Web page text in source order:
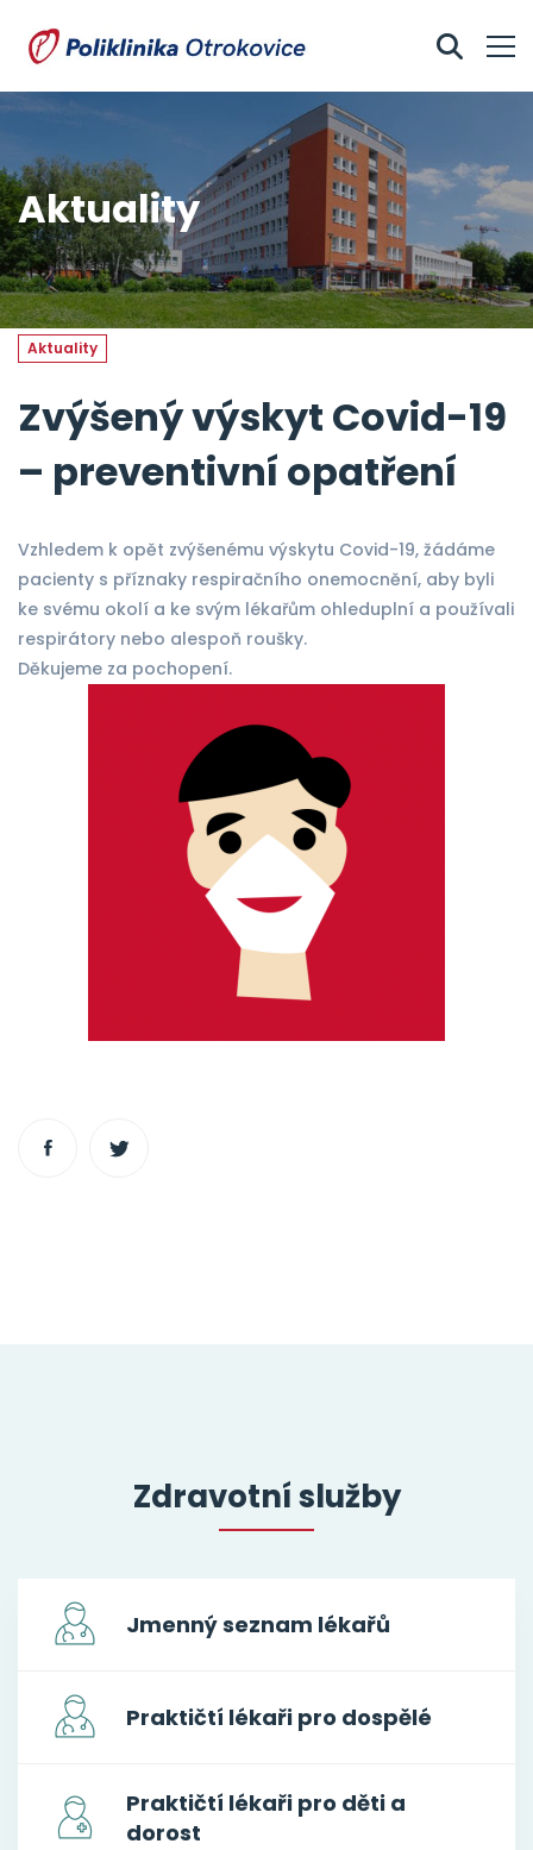
Aktuality
Aktuality
Zvýšený výskyt Covid-19
– preventivní opatření
Vzhledem k opět zvýšenému výskytu Covid-19, žádáme
pacienty s příznaky respiračního onemocnění, aby byli
ke svému okolí a ke svým lékařům ohleduplní a používali
respirátory nebo alespoň roušky.
Děkujeme za pochopení.
Zdravotní služby
Jmenný seznam lékařů
Praktičtí lékaři pro dospělé
Praktičtí lékaři pro děti a
dorost